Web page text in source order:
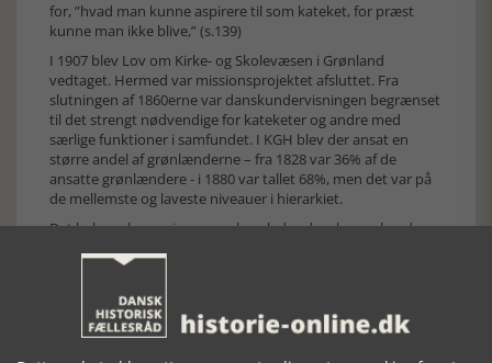
for, ”hvad man kunne aspirere til som kateket, for præst
kunne man ikke blive,” (s.139)
I 1907 blev Lov om Kirke- og Skolevæsen i Grønland
vedtaget. Hermed var missionsprojektet afsluttet. Fra
slutningen af 1860erne var danskundervisningen begrænset
til det strengt nødvendige for kateketer og andre med
særlige funktioner i samfundet. I KGH blev der ansat en
større andel af grønlænderne – fra 1828 var 36% af de
ansatte grønlændere - i 1880 var tallet 68%, men det var på
de mellemste og laveste niveauer i hierarkiet.
Det belyses bogen igennem, hvorledes danskerne, hvad
Grønland, så de økonomiske og magtmæssige muligheder i
og/eller uden den lokale befolknings accept. Det gælder fra
hval- og sælfangst til nutidens fiskeriproduktion og